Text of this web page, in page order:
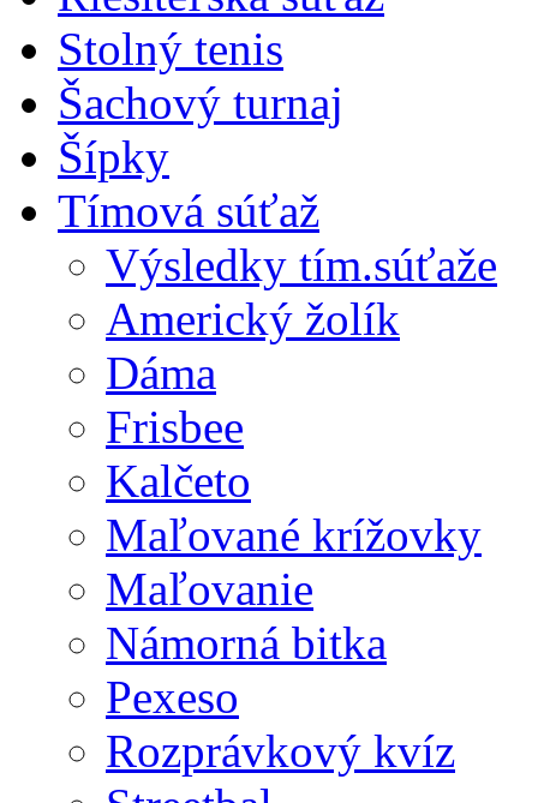
Stolný tenis
Šachový turnaj
Šípky
Tímová súťaž
Výsledky tím.súťaže
Americký žolík
Dáma
Frisbee
Kalčeto
Maľované krížovky
Maľovanie
Námorná bitka
Pexeso
Rozprávkový kvíz